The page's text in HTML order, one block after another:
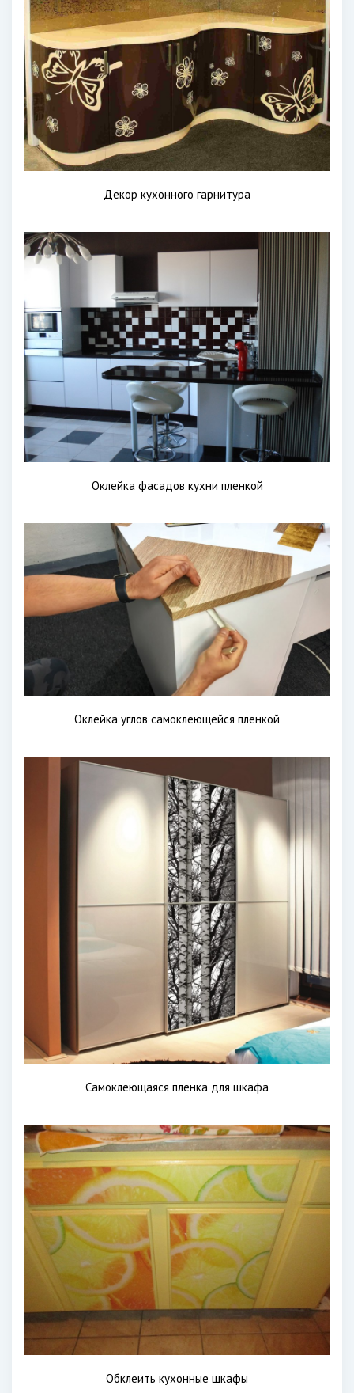
Декор кухонного гарнитура
Оклейка фасадов кухни пленкой
Оклейка углов самоклеющейся пленкой
Самоклеющаяся пленка для шкафа
Обклеить кухонные шкафы